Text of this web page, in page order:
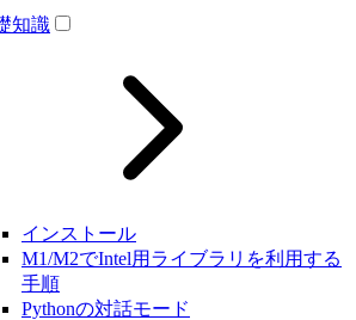
知識
インストール
M1/M2でIntel用ライブラリを利用する
手順
Pythonの対話モード